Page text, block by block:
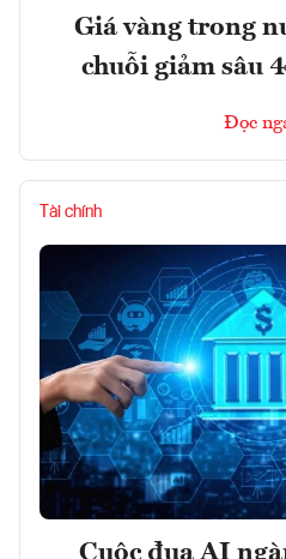
Giá vàng trong
chuỗi giảm sâu
Đọc
Tài chính
Cuộc đua AI